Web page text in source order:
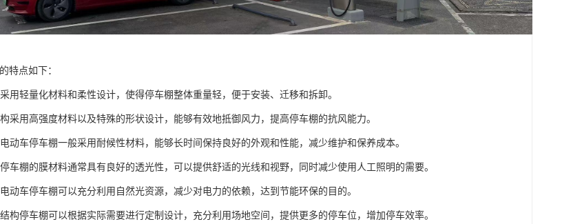
特点如下：
用轻量化材料和柔性设计，使得停车棚整体重量轻，便于安装、迁移和拆卸。
采用高强度材料以及特殊的形状设计，能够有效地抵御风力，提高停车棚的抗风能力。
动车停车棚一般采用耐候性材料，能够长时间保持良好的外观和性能，减少维护和保养成本。
车棚的膜材料通常具有良好的透光性，可以提供舒适的光线和视野，同时减少使用人工照明的需要。
动车停车棚可以充分利用自然光资源，减少对电力的依赖，达到节能环保的目的。
构停车棚可以根据实际需要进行定制设计，充分利用场地空间，提供更多的停车位，增加停车效率。